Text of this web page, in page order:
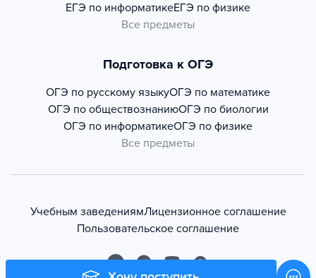
ЕГЭ по информатикеЕГЭ по физике
Все предметы
Подготовка к ОГЭ
ОГЭ по русскому языкуОГЭ по математике
ОГЭ по обществознаниюОГЭ по биологии
ОГЭ по информатикеОГЭ по физике
Все предметы
Учебным заведениямЛицензионное соглашение
Пользовательское соглашение